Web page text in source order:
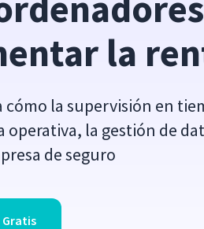
la
cómo la supervisión en
operativa, la gestión de
de seguro
Gratis